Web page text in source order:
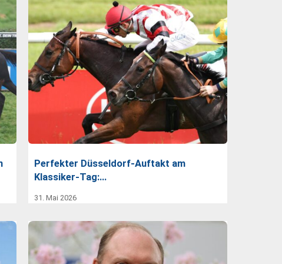
Perfekter Düsseldorf-Auftakt am
Klassiker-Tag:…
31. Mai 2026